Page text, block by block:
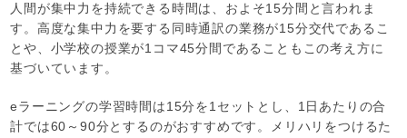
人間が集中力を持続できる時間は、およそ15分間と言われま
す。高度な集中力を要する同時通訳の業務が15分交代であるこ
とや、小学校の授業が1コマ45分間であることもこの考え方に
基づいています。
eラーニングの学習時間は15分を1セットとし、1日あたりの合
計では60～90分とするのがおすすめです。メリハリをつけるた